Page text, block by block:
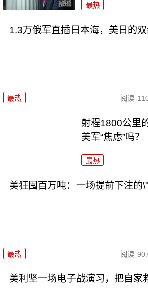
最热
1.3万俄军直插日本海，美日的
最热 阅读
射程1800公里
美军“焦虑”吗？
最热
美狂囤百万吨：一场提前下注的
最热 阅读
美利坚一场电子战演习，把自家